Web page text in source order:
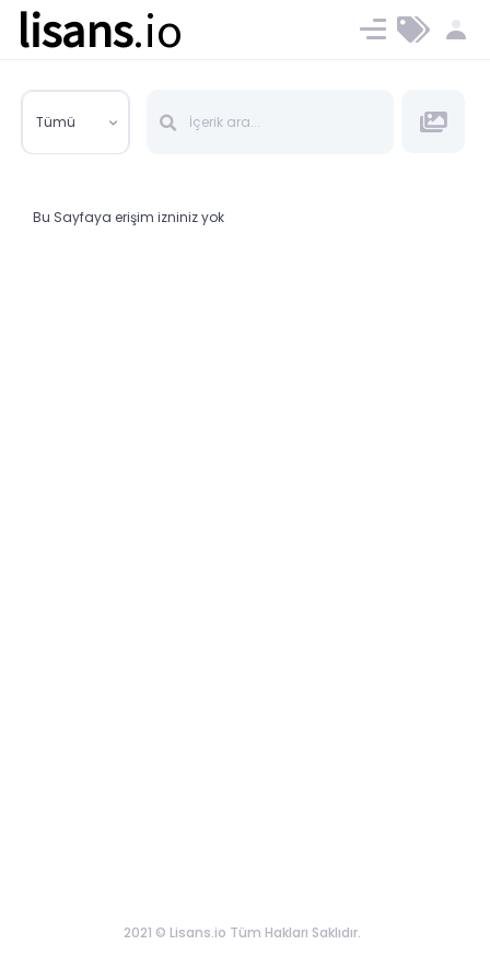
lisans.io Ücret ve Planlar
Tümü
Bu Sayfaya erişim izniniz yok
2021 © Lisans.io Tüm Hakları Saklıdır.